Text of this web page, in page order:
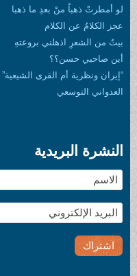
لو أمطرتْ ذهباً منْ بعدِ ما ذهبا
عجز الكلامُ عن الكلام
بيتٌ من الشعرِ اذهلني بروعتهِ
أين صاحبي حسن؟؟
“إيران ونظرية أم القرى الشيعية”
العدواني التوسعي
النشرة البريدية